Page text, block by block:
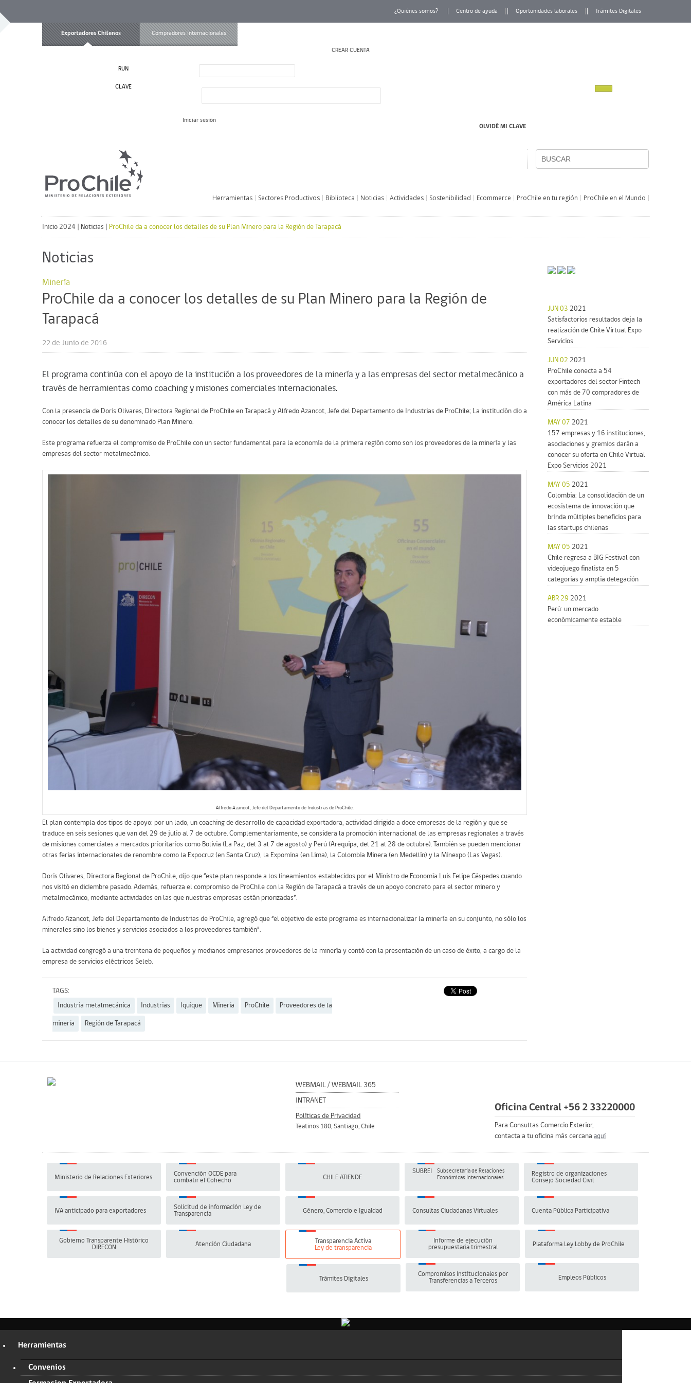
¿Quiénes somos? Centro de ayuda Oportunidades laborales Trámites Digitales
Exportadores Chilenos Compradores Internacionales
CREAR CUENTA
RUN
CLAVE
Iniciar sesión
OLVIDÉ MI CLAVE
Herramientas Sectores Productivos Biblioteca Noticias Actividades Sostenibilidad Ecommerce ProChile en tu región ProChile en el Mundo
Inicio 2024 Noticias ProChile da a conocer los detalles de su Plan Minero para la Región de Tarapacá
Noticias
Minería
ProChile da a conocer los detalles de su Plan Minero para la Región de
Tarapacá
22 de Junio de 2016
El programa continúa con el apoyo de la institución a los proveedores de la minería y a las empresas del sector metalmecánico a
través de herramientas como coaching y misiones comerciales internacionales.
Con la presencia de Doris Olivares, Directora Regional de ProChile en Tarapacá y Alfredo Azancot, Jefe del Departamento de Industrias de ProChile; La institución dio a
conocer los detalles de su denominado Plan Minero.
Este programa refuerza el compromiso de ProChile con un sector fundamental para la economía de la primera región como son los proveedores de la minería y las
empresas del sector metalmecánico.
Alfredo Azancot, Jefe del Departamento de Industrias de ProChile.
El plan contempla dos tipos de apoyo: por un lado, un coaching de desarrollo de capacidad exportadora, actividad dirigida a doce empresas de la región y que se
traduce en seis sesiones que van del 29 de julio al 7 de octubre. Complementariamente, se considera la promoción internacional de las empresas regionales a través
de misiones comerciales a mercados prioritarios como Bolivia (La Paz, del 3 al 7 de agosto) y Perú (Arequipa, del 21 al 28 de octubre). También se pueden mencionar
otras ferias internacionales de renombre como la Expocruz (en Santa Cruz), la Expomina (en Lima), la Colombia Minera (en Medellín) y la Minexpo (Las Vegas).
Doris Olivares, Directora Regional de ProChile, dijo que “este plan responde a los lineamientos establecidos por el Ministro de Economía Luis Felipe Céspedes cuando
nos visitó en diciembre pasado. Además, refuerza el compromiso de ProChile con la Región de Tarapacá a través de un apoyo concreto para el sector minero y
metalmecánico, mediante actividades en las que nuestras empresas están priorizadas”.
Alfredo Azancot, Jefe del Departamento de Industrias de ProChile, agregó que “el objetivo de este programa es internacionalizar la minería en su conjunto, no sólo los
minerales sino los bienes y servicios asociados a los proveedores también”.
La actividad congregó a una treintena de pequeños y medianos empresarios proveedores de la minería y contó con la presentación de un caso de éxito, a cargo de la
empresa de servicios eléctricos Seleb.
TAGS:
Industria metalmecánica
Industrias Iquique Minería ProChile Proveedores de la
minería Región de Tarapacá
JUN 03 2021
Satisfactorios resultados deja la
realización de Chile Virtual Expo
Servicios
JUN 02 2021
ProChile conecta a 54
exportadores del sector Fintech
con más de 70 compradores de
América Latina
MAY 07 2021
157 empresas y 16 instituciones,
asociaciones y gremios darán a
conocer su oferta en Chile Virtual
Expo Servicios 2021
MAY 05 2021
Colombia: La consolidación de un
ecosistema de innovación que
brinda múltiples beneficios para
las startups chilenas
MAY 05 2021
Chile regresa a BIG Festival con
videojuego finalista en 5
categorías y amplia delegación
ABR 29 2021
Perú: un mercado
económicamente estable
Oficina Central +56 2 33220000
Para Consultas Comercio Exterior,
contacta a tu oficina más cercana aquí
WEBMAIL /WEBMAIL 365
INTRANET
Políticas de Privacidad
Teatinos 180, Santiago, Chile
Ministerio de Relaciones Exteriores
Convención OCDE para
combatir el Cohecho
CHILE ATIENDE
SUBREI
Subsecretaría de Relaciones
Económicas Internacionales
Registro de organizaciones
Consejo Sociedad Civil
IVA anticipado para exportadores
Solicitud de información Ley de
Transparencia
Género, Comercio e Igualdad Consultas Ciudadanas Virtuales Cuenta Pública Participativa
Gobierno Transparente Histórico
DIRECON
Atención Ciudadana
Transparencia Activa
Ley de transparencia
Informe de ejecución
presupuestaria trimestral
Plataforma Ley Lobby de ProChile
Empleos Públicos
Compromisos Institucionales por
Transferencias a Terceros
Trámites Digitales
Herramientas
Convenios